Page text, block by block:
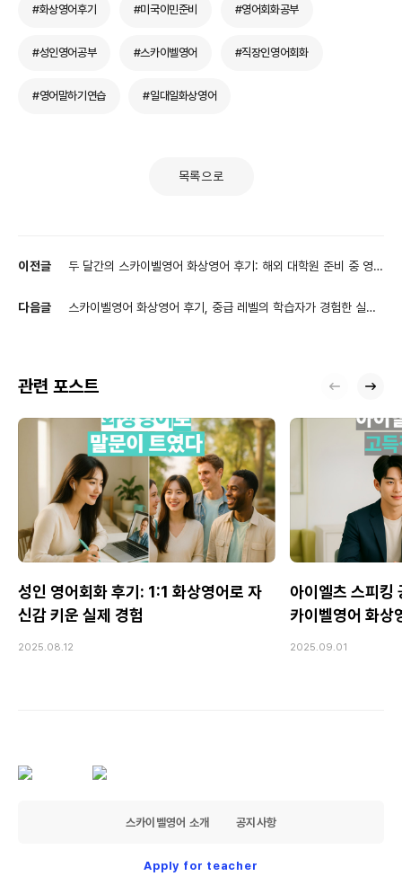
#화상영어후기 #미국이민준비 #영어회화공부
#성인영어공부 #스카이벨영어 #직장인영어회화
#영어말하기연습 #일대일화상영어
목록으로
이전글
두 달간의 스카이벨영어 화상영어 후기: 해외 대학원 준비 중 영어
다음글
스카이벨영어 화상영어 후기, 중급 레벨의 학습자가 경험한 실전
관련 포스트
성인 영어회화 후기: 1:1 화상영어로 자
신감 키운 실제 경험
2025.08.12
아이엘츠 스피킹
카이벨영어 화상
2025.09.01
스카이벨영어 소개 공지사항
Apply for teacher